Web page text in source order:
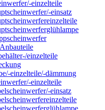
einzelteile
einsatz
einzelteile
einzelteile/-dämmung
einzelteile
einsatz